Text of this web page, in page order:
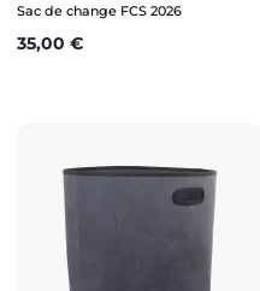
Sac de change FCS 2026
Prix
35,00 €